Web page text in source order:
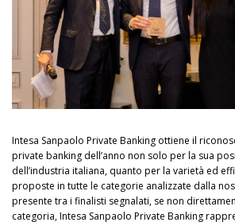
Intesa Sanpaolo Private Banking ottiene il
private banking dell’anno non solo per la sua
dell’industria italiana, quanto per la varietà ed
proposte in tutte le categorie analizzate dalla
presente tra i finalisti segnalati, se non
categoria, Intesa Sanpaolo Private Banking